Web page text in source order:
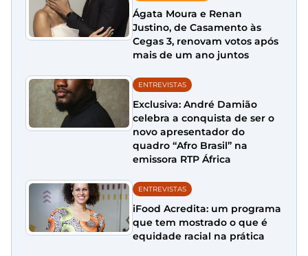
Ágata Moura e Renan
Justino, de Casamento às
Cegas 3, renovam votos após
mais de um ano juntos
ENTREVISTAS
Exclusiva: André Damião
celebra a conquista de ser o
novo apresentador do
quadro “Afro Brasil” na
emissora RTP África
ENTREVISTAS
iFood Acredita: um programa
que tem mostrado o que é
equidade racial na prática